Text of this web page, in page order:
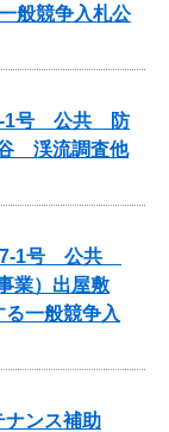
般競争入札公
5-1号 公共 防
渓流調査他
57-1号 公共
業）出屋敷
一般競争入
ンス補助